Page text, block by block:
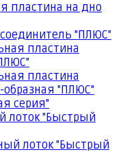
пластина на дно
"ПЛЮС"
пластина
пластина
образная "ПЛЮС"
серия"
лоток "Быстрый
лоток "Быстрый